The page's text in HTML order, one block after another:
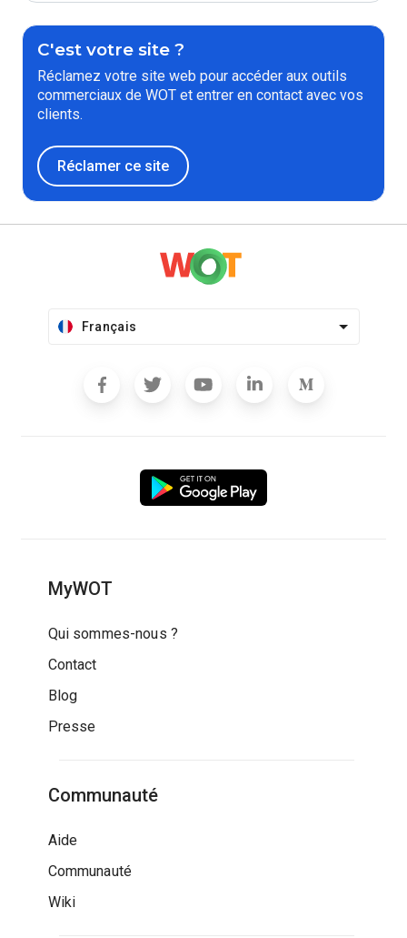
C'est votre site ?
Réclamez votre site web pour accéder aux outils
commerciaux de WOT et entrer en contact avec vos
clients.
Réclamer ce site
Français
MyWOT
Qui sommes-nous ?
Contact
Blog
Presse
Communauté
Aide
Communauté
Wiki